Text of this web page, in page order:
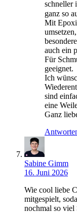
schneller
ganz so
Mit
auch ein
Für
geeignet.
Ich
sind
eine
Ganz
Sabine Gimm
16. Juni 2026
Wie cool liebe
mitgespielt,
nochmal so viel